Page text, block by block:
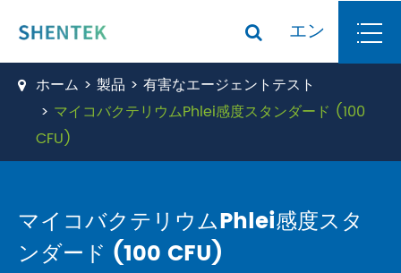
エン
ホーム 製品
有害なエージェントテスト
マイコバクテリウムPhlei感度スタンダード (100
CFU)
マイコバクテリウムPhlei感度スタ
ンダード (100 CFU)